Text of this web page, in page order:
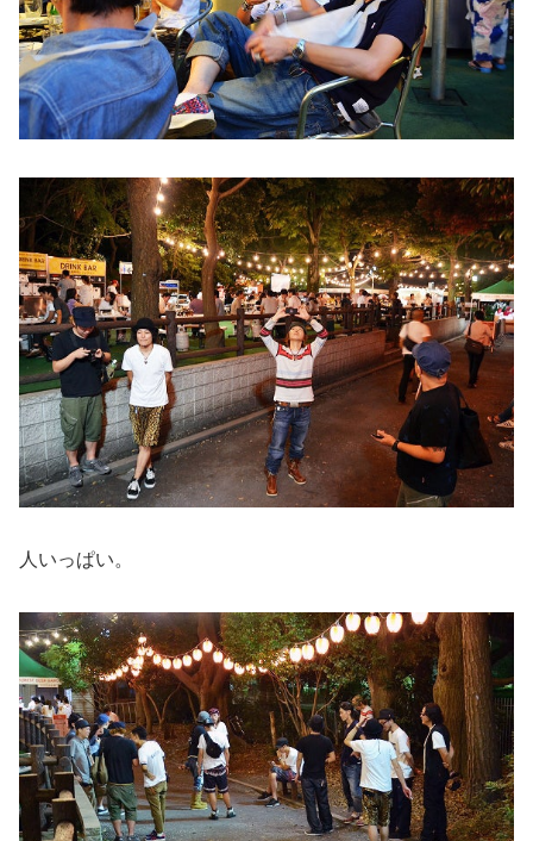
人いっぱい。